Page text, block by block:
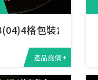
格包裝盒
產品詢價 +